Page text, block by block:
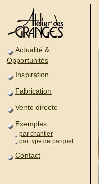
Actualité &
Opportunités
Inspiration
Fabrication
Vente directe
Exemples
par chantier
par type de parquet
Contact